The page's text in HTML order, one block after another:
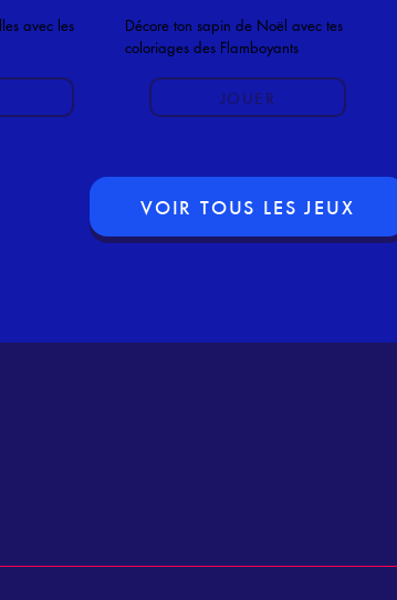
avec les
Décore ton sapin de Noël avec tes
coloriages des Flamboyants
JOUER
VOIR TOUS LES JEUX